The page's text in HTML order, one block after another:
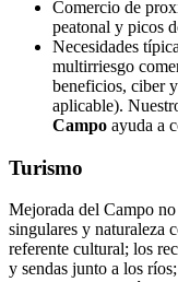
Comercio de
peatonal y picos
Necesidades
multirriesgo
beneficios, ciber
aplicable).
Campo ayuda a
Turismo
Mejorada del Campo
singulares y naturaleza
referente cultural; los
y sendas junto a los